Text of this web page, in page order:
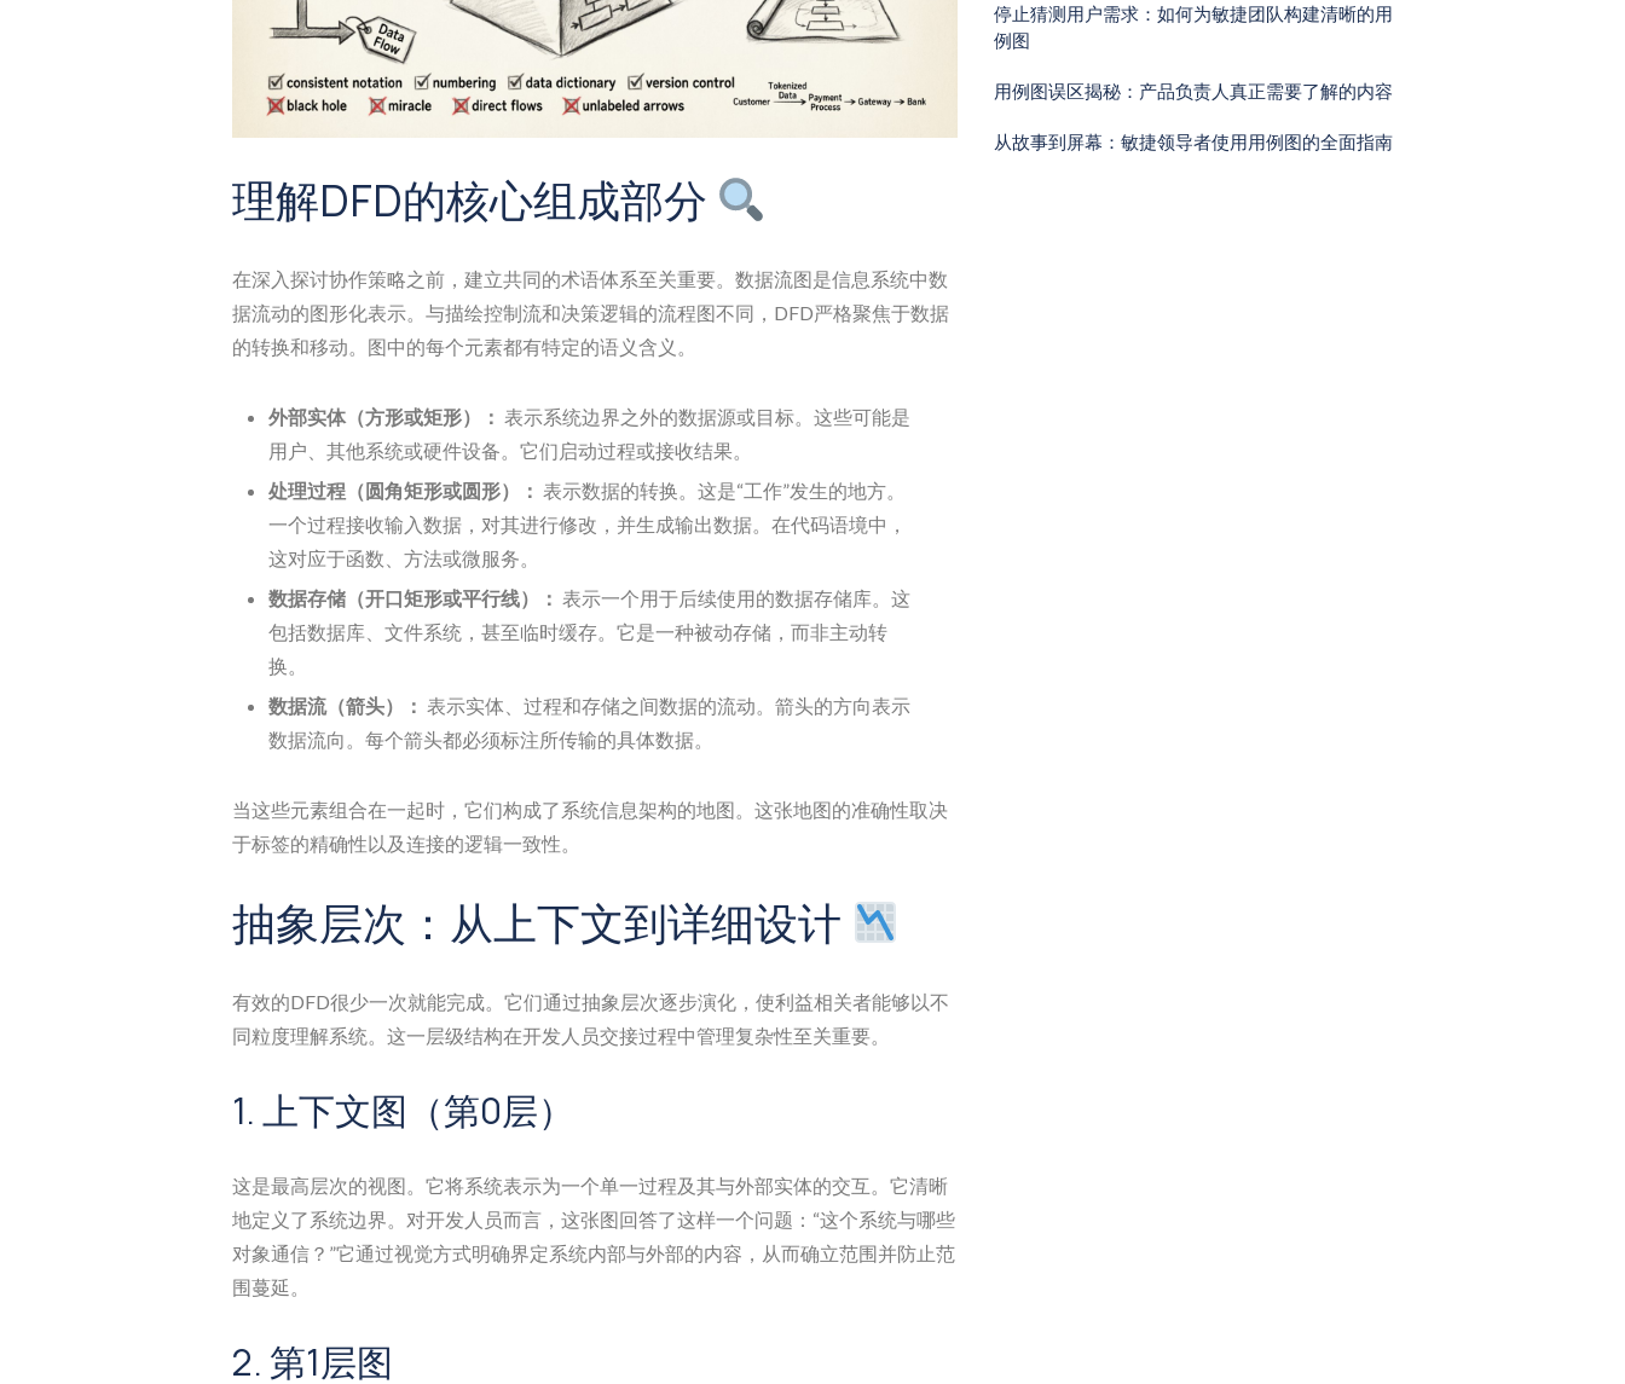
理解DFD的核心组成部分
在深入探讨协作策略之前，建立共同的术语体系至关重要。数据流图是信息系统中数
据流动的图形化表示。与描绘控制流和决策逻辑的流程图不同，DFD严格聚焦于数据
的转换和移动。图中的每个元素都有特定的语义含义。
外部实体（方形或矩形）： 表示系统边界之外的数据源或目标。这些可能是
用户、其他系统或硬件设备。它们启动过程或接收结果。
处理过程（圆角矩形或圆形）： 表示数据的转换。这是“工作”发生的地方。
一个过程接收输入数据，对其进行修改，并生成输出数据。在代码语境中，
这对应于函数、方法或微服务。
数据存储（开口矩形或平行线）： 表示一个用于后续使用的数据存储库。这
包括数据库、文件系统，甚至临时缓存。它是一种被动存储，而非主动转
换。
数据流（箭头）： 表示实体、过程和存储之间数据的流动。箭头的方向表示
数据流向。每个箭头都必须标注所传输的具体数据。
当这些元素组合在一起时，它们构成了系统信息架构的地图。这张地图的准确性取决
于标签的精确性以及连接的逻辑一致性。
抽象层次：从上下文到详细设计
有效的DFD很少一次就能完成。它们通过抽象层次逐步演化，使利益相关者能够以不
同粒度理解系统。这一层级结构在开发人员交接过程中管理复杂性至关重要。
1. 上下文图（第0层）
这是最高层次的视图。它将系统表示为一个单一过程及其与外部实体的交互。它清晰
地定义了系统边界。对开发人员而言，这张图回答了这样一个问题：“这个系统与哪些
对象通信？”它通过视觉方式明确界定系统内部与外部的内容，从而确立范围并防止范
围蔓延。
2. 第1层图
停止猜测用户需求：如何为敏捷团队构建清晰的用
例图
用例图误区揭秘：产品负责人真正需要了解的内容
从故事到屏幕：敏捷领导者使用用例图的全面指南